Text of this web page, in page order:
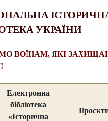
УКРАЇНИ
ВОЇНАМ, ЯКІ
Електронна
бібліотека
«Історична